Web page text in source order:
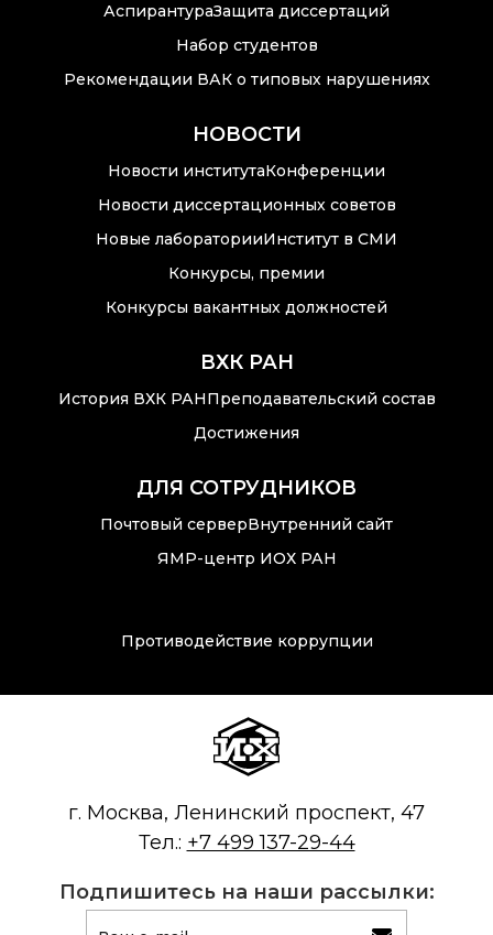
АспирантураЗащита диссертаций
Набор студентов
Рекомендации ВАК о типовых нарушениях
НОВОСТИ
Новости институтаКонференции
Новости диссертационных советов
Новые лабораторииИнститут в СМИ
Конкурсы, премии
Конкурсы вакантных должностей
ВХК РАН
История ВХК РАНПреподавательский состав
Достижения
ДЛЯ СОТРУДНИКОВ
Почтовый серверВнутренний сайт
ЯМР-центр ИОХ РАН
Противодействие коррупции
г. Москва, Ленинский проспект, 47
Тел.: +7 499 137-29-44
Подпишитесь на наши рассылки: